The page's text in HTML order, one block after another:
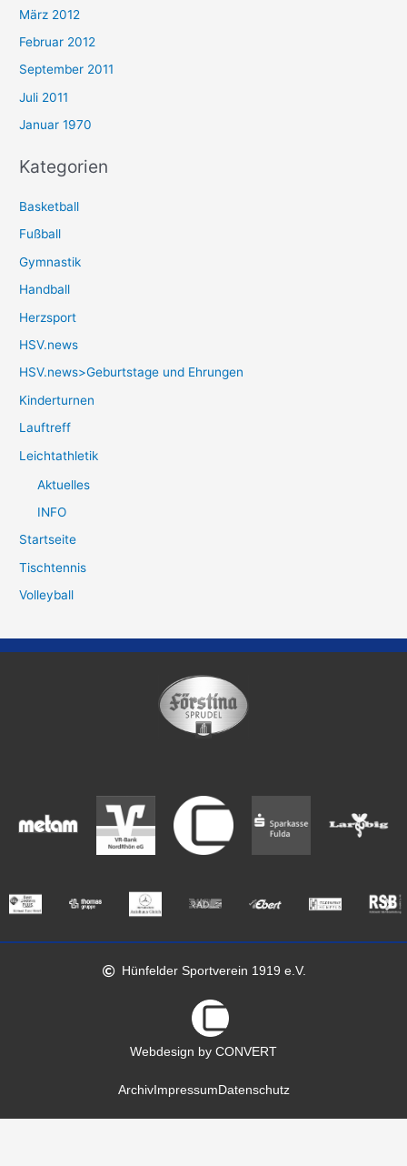
März 2012
Februar 2012
September 2011
Juli 2011
Januar 1970
Kategorien
Basketball
Fußball
Gymnastik
Handball
Herzsport
HSV.news
HSV.news>Geburtstage und Ehrungen
Kinderturnen
Lauftreff
Leichtathletik
Aktuelles
INFO
Startseite
Tischtennis
Volleyball
Hünfelder Sportverein 1919 e.V.
Webdesign by CONVERT
ArchivImpressumDatenschutz